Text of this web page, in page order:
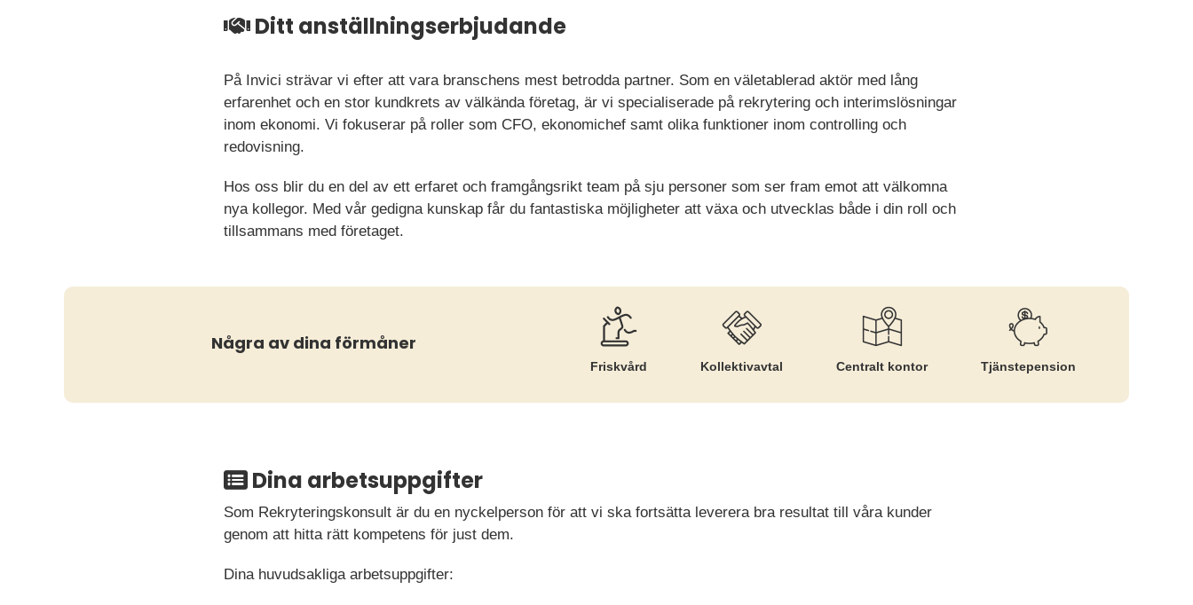
Ditt anställningserbjudande
På Invici strävar vi efter att vara branschens mest betrodda partner. Som en väletablerad aktör med lång
erfarenhet och en stor kundkrets av välkända företag, är vi specialiserade på rekrytering och interimslösningar
inom ekonomi. Vi fokuserar på roller som CFO, ekonomichef samt olika funktioner inom controlling och
redovisning.
Hos oss blir du en del av ett erfaret och framgångsrikt team på sju personer som ser fram emot att välkomna
nya kollegor. Med vår gedigna kunskap får du fantastiska möjligheter att växa och utvecklas både i din roll och
tillsammans med företaget.
Några av dina förmåner
Friskvård Kollektiv­avtal Centralt kontor Tjänste­pension
Dina arbetsuppgifter
Som Rekryteringskonsult är du en nyckelperson för att vi ska fortsätta leverera bra resultat till våra kunder
genom att hitta rätt kompetens för just dem.
Dina huvudsakliga arbetsuppgifter: